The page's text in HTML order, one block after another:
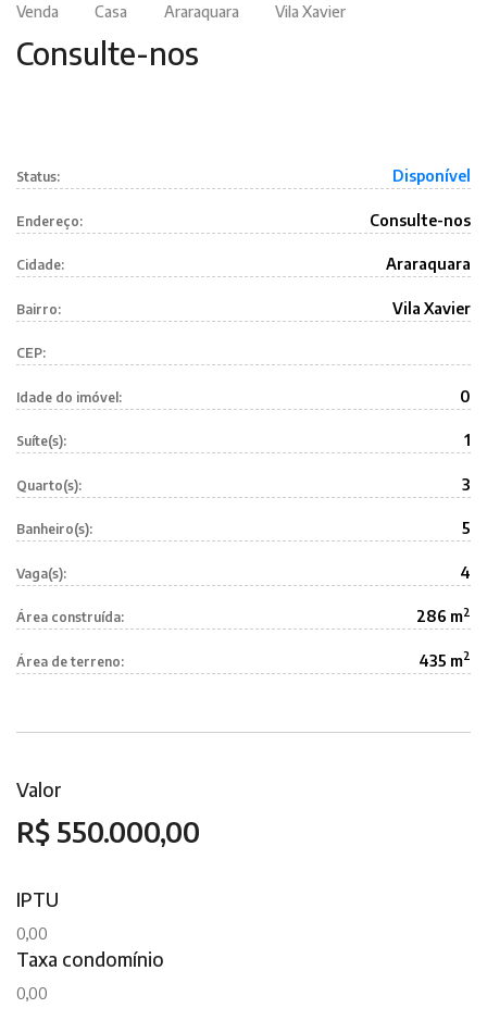
Venda Casa Araraquara Vila Xavier
Consulte-nos
Status: Disponível
Endereço: Consulte-nos
Cidade: Araraquara
Bairro: Vila Xavier
CEP:
Idade do imóvel: 0
Suíte(s): 1
Quarto(s): 3
Banheiro(s): 5
Vaga(s): 4
Área construída: 286 m2
Área de terreno: 435 m2
Valor
R$ 550.000,00
IPTU
0,00
Taxa condomínio
0,00